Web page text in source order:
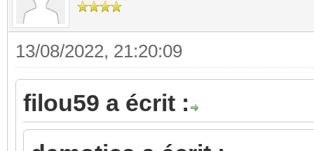
13/08/2022, 21:20:09
filou59 a écrit :